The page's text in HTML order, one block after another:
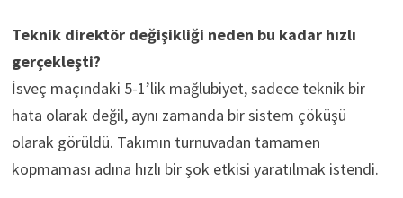
Teknik direktör değişikliği neden bu kadar hızlı
gerçekleşti?
İsveç maçındaki 5-1’lik mağlubiyet, sadece teknik bir
hata olarak değil, aynı zamanda bir sistem çöküşü
olarak görüldü. Takımın turnuvadan tamamen
kopmaması adına hızlı bir şok etkisi yaratılmak istendi.